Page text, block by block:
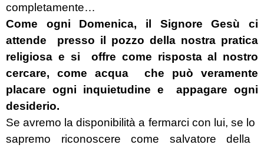
completamente…
Come ogni Domenica, il Signore Gesù ci
attende
presso il pozzo della nostra pratica
religiosa e si
offre come risposta al nostro
cercare, come acqua
che può veramente
placare ogni inquietudine e
appagare ogni
desiderio.
Se avremo la disponibilità a fermarci con lui, se lo
sapremo riconoscere come salvatore della